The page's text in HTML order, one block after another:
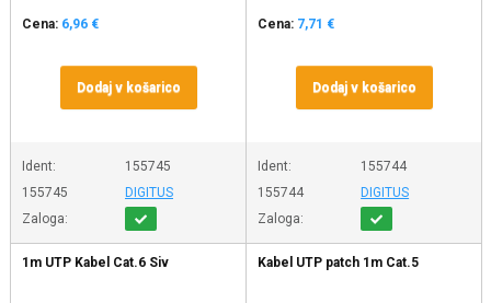
Cena: 6,96 €
Dodaj v košarico
Ident:
155745
155745
DIGITUS
Zaloga:
Cena: 7,71 €
Dodaj v košarico
Ident:
155744
155744
DIGITUS
Zaloga:
1m UTP Kabel Cat.6 Siv Kabel UTP patch 1m Cat.5